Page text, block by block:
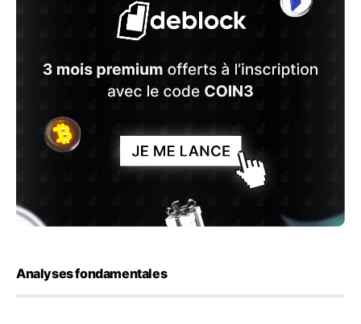
Analyses fondamentales